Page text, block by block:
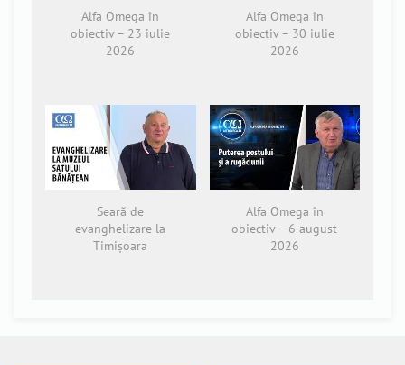
Alfa Omega în
obiectiv – 23 iulie
2026
Alfa Omega în
obiectiv – 30 iulie
2026
Seară de
evanghelizare la
Timișoara
Alfa Omega în
obiectiv – 6 august
2026